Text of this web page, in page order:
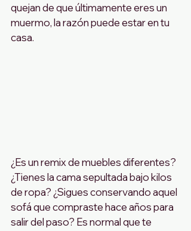
quejan de que últimamente eres un
muermo, la razón puede estar en tu
casa.
¿Es un remix de muebles diferentes?
¿Tienes la cama sepultada bajo kilos
de ropa? ¿Sigues conservando aquel
sofá que compraste hace años para
salir del paso? Es normal que te